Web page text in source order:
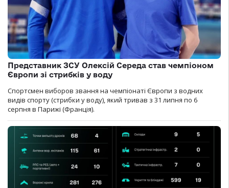
Представник ЗСУ Олексій Середа став чемпіоном
Європи зі стрибків у воду
Спортсмен виборов звання на чемпіонаті Європи з водних
видів спорту (стрибки у воду), який тривав з 31 липня по 6
серпня в Парижі (Франція).